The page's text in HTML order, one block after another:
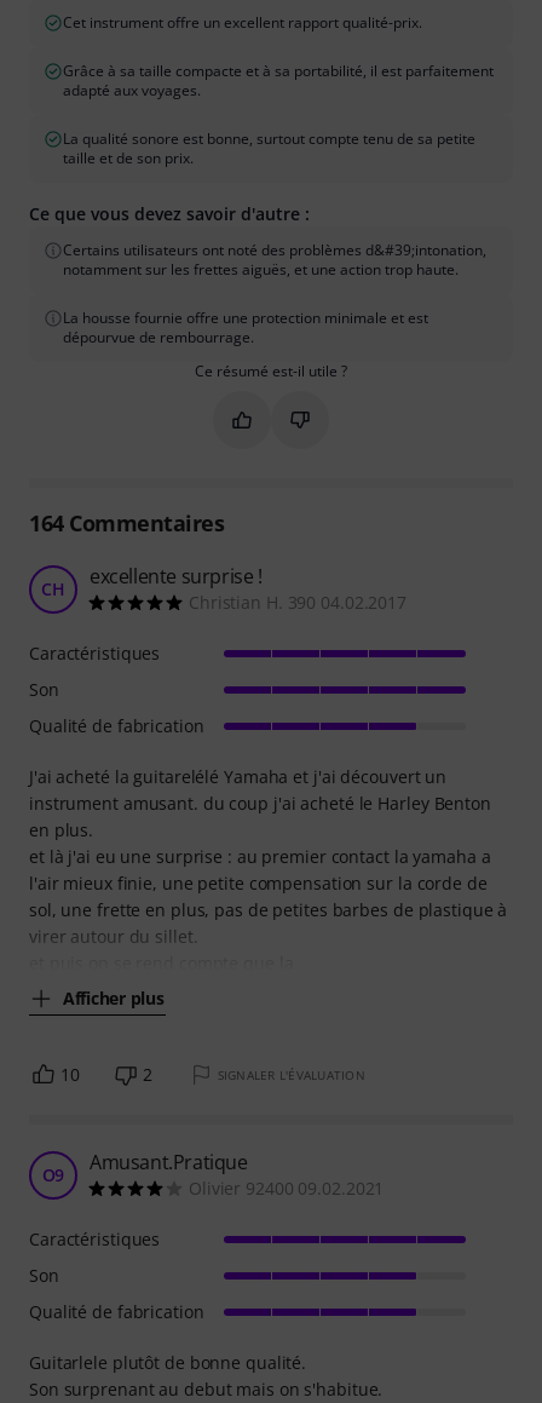
Cet instrument offre un excellent rapport qualité-prix.
Grâce à sa taille compacte et à sa portabilité, il est parfaitement
adapté aux voyages.
La qualité sonore est bonne, surtout compte tenu de sa petite
taille et de son prix.
Ce que vous devez savoir d'autre :
Certains utilisateurs ont noté des problèmes d&#39;intonation,
notamment sur les frettes aiguës, et une action trop haute.
La housse fournie offre une protection minimale et est
dépourvue de rembourrage.
Ce résumé est-il utile ?
Marquer ce résumé comme utile
Marquer ce résumé comme
164Commentaires
CH excellente surprise !
Christian H. 390 04.02.2017
J'ai acheté la guitarelélé Yamaha et j'ai découvert un
instrument amusant. du coup j'ai acheté le Harley Benton
en plus.
et là j'ai eu une surprise : au premier contact la yamaha a
l'air mieux finie, une petite compensation sur la corde de
sol, une frette en plus, pas de petites barbes de plastique à
virer autour du sillet.
Afficher plus
Caractéristiques
Son
Qualité de fabrication
10 2 SIGNALER L'ÉVALUATION
O9 Amusant.Pratique
Olivier 92400 09.02.2021
Guitarlele plutôt de bonne qualité.
Son surprenant au debut mais on s'habitue.
Caractéristiques
Son
Qualité de fabrication